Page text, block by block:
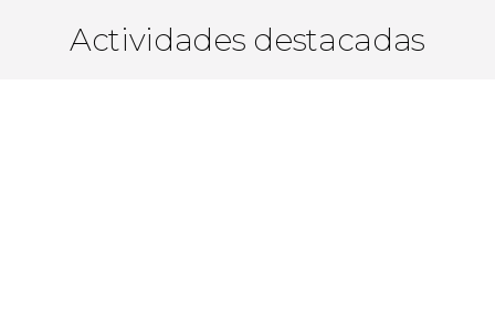
Actividades destacadas